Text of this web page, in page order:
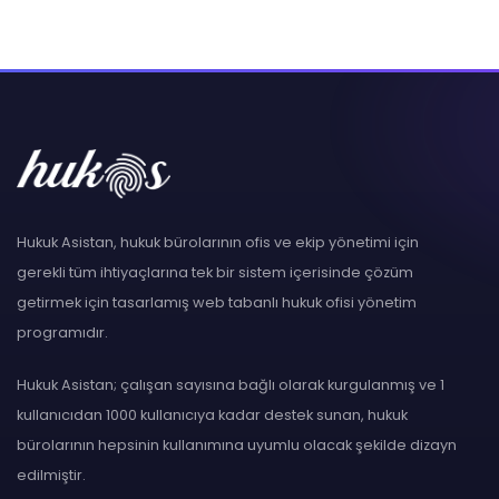
Hukuk Asistan, hukuk bürolarının ofis ve ekip yönetimi için
gerekli tüm ihtiyaçlarına tek bir sistem içerisinde çözüm
getirmek için tasarlamış web tabanlı hukuk ofisi yönetim
programıdır.
Hukuk Asistan; çalışan sayısına bağlı olarak kurgulanmış ve 1
kullanıcıdan 1000 kullanıcıya kadar destek sunan, hukuk
bürolarının hepsinin kullanımına uyumlu olacak şekilde dizayn
edilmiştir.